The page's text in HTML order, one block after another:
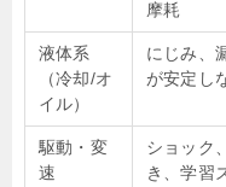
摩耗
液体系
（冷却/オ
イル）
にじみ、
が安定し
駆動・変
速
ショック
き、学習